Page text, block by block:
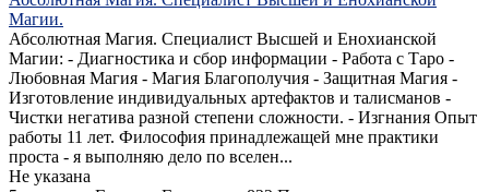
Магии.
Абсолютная Магия. Специалист Высшей и Енохианской
Магии: - Диагностика и сбор информации - Работа с Таро -
Любовная Магия - Магия Благополучия - Защитная Магия -
Изготовление индивидуальных артефактов и талисманов -
Чистки негатива разной степени сложности. - Изгнания Опыт
работы 11 лет. Философия принадлежащей мне практики
проста - я выполняю дело по вселен...
Не указана